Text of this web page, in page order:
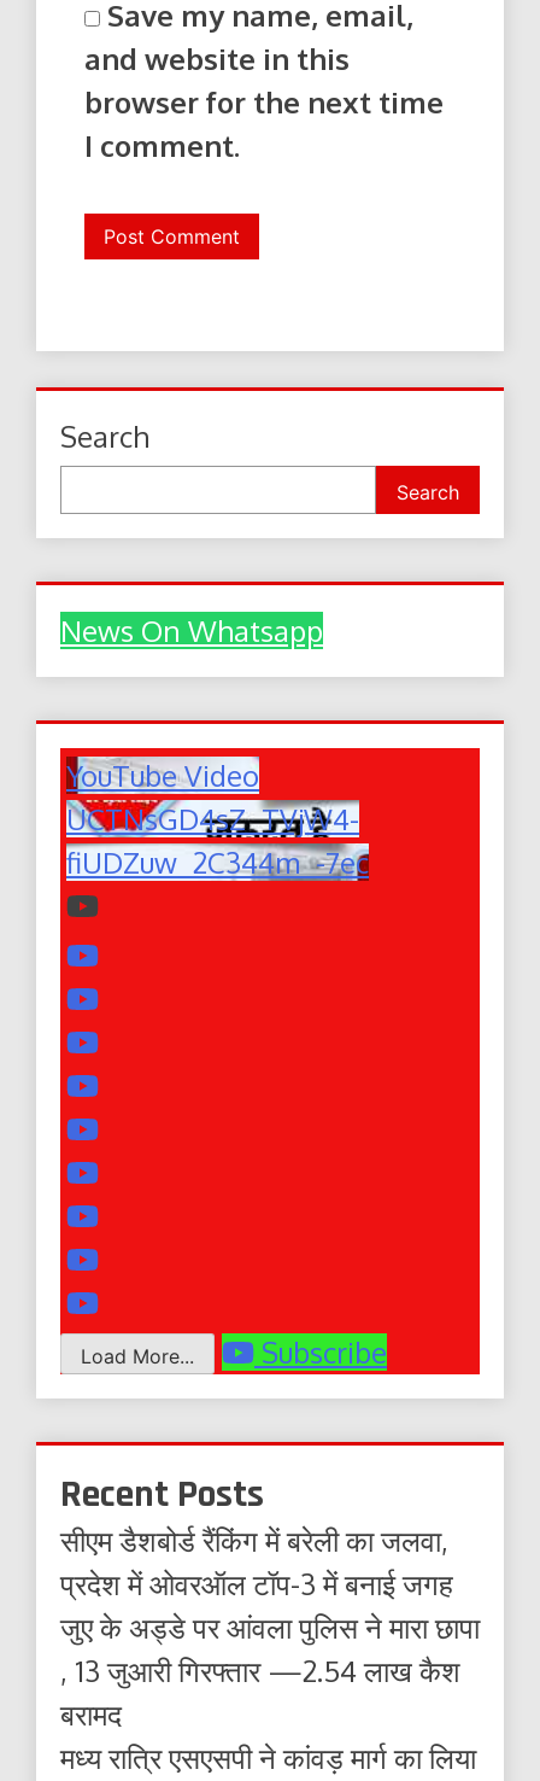
Save my name, email,
and website in this
browser for the next time
I comment.
Search
Search
News On Whatsapp
YouTube Video
UCTNsGD4sZ_TVjW4-
fiUDZuw_2C344m_-7ec
Load More... Subscribe
Recent Posts
सीएम डैशबोर्ड रैंकिंग में बरेली का जलवा,
प्रदेश में ओवरऑल टॉप-3 में बनाई जगह
जुए के अड्डे पर आंवला पुलिस ने मारा छापा
, 13 जुआरी गिरफ्तार —2.54 लाख कैश
बरामद
मध्य रात्रि एसएसपी ने कांवड़ मार्ग का लिया